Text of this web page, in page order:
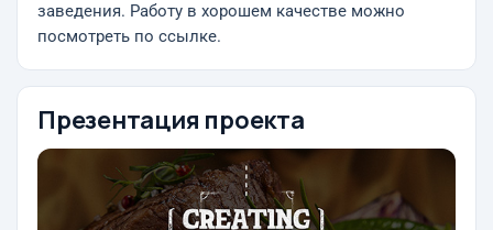
заведения. Работу в хорошем качестве можно
посмотреть по ссылке.
Презентация проекта